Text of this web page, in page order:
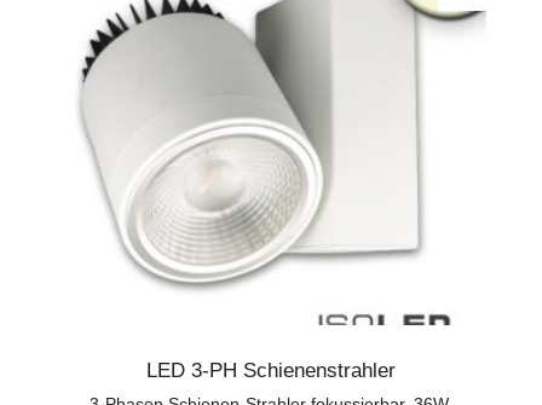
LED 3-PH Schienenstrahler